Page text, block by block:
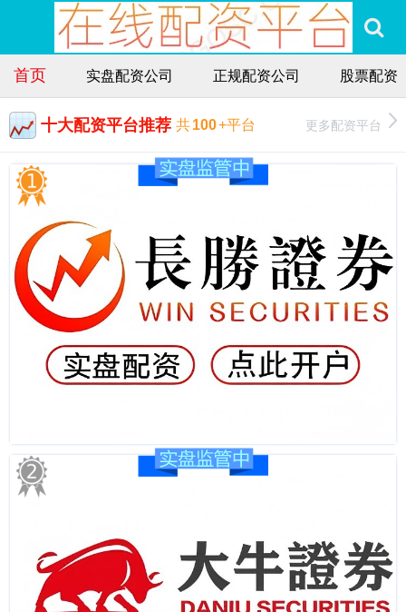
首页 实盘配资公司 正规配资公司 股票配资
十大配资平台推荐 共100+平台 更多配资平台